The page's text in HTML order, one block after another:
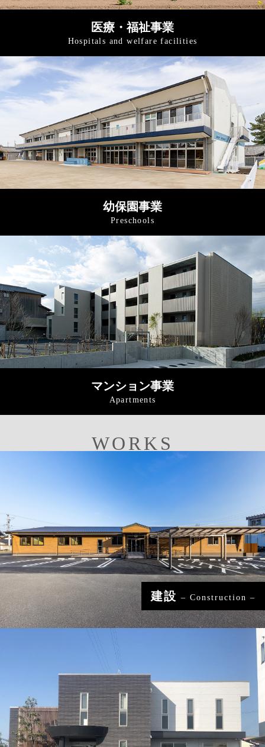
医療・福祉事業
Hospitals and welfare facilities
幼保園事業
Preschools
マンション事業
Apartments
WORKS
建設 – Construction –